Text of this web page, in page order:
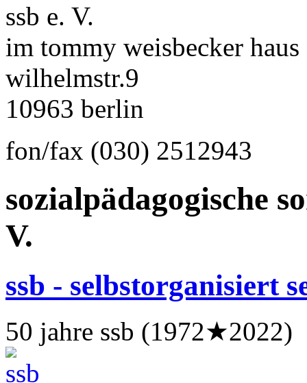
ssb e. V.
im tommy weisbecker haus
wilhelmstr.9
10963 berlin
fon/fax (030) 2512943
sozialpädagogische
V.
ssb - selbstorganisiert
50 jahre ssb (1972★2022)